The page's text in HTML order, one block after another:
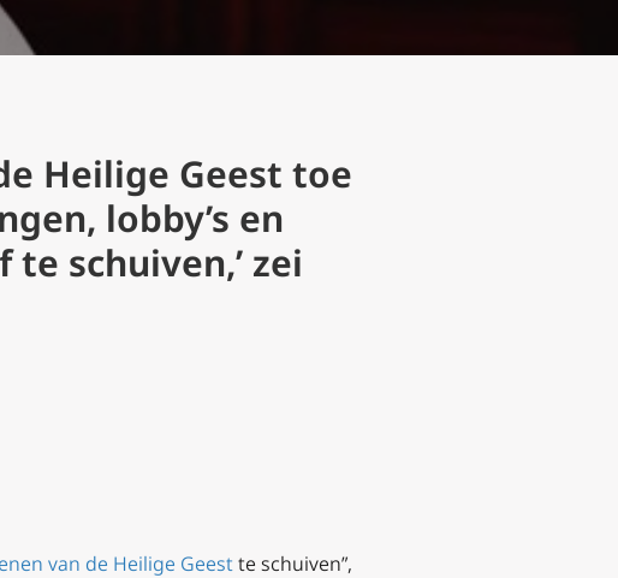
Heilige Geest toe
lobby’s en
schuiven,’ zei
van de Heilige Geestte schuiven”,